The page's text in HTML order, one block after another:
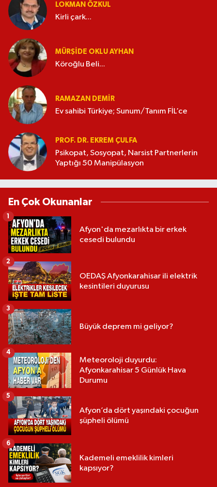
LOKMAN ÖZKUL
Kirli çark...
MÜRŞIDE OKLU AYHAN
Köroğlu Beli...
RAMAZAN DEMİR
Ev sahibi Türkiye; Sunum/Tanım FİL’ce
PROF. DR. EKREM ÇULFA
Psikopat, Sosyopat, Narsist Partnerlerin
Yaptığı 50 Manipülasyon
En Çok Okunanlar
Afyon'da mezarlıkta bir erkek
cesedi bulundu
1
OEDAŞ Afyonkarahisar ili elektrik
kesintileri duyurusu
2
Büyük deprem mi geliyor?
3
Meteoroloji duyurdu:
Afyonkarahisar 5 Günlük Hava
Durumu
4
Afyon’da dört yaşındaki çocuğun
şüpheli ölümü
5
Kademeli emeklilik kimleri
kapsıyor?
6